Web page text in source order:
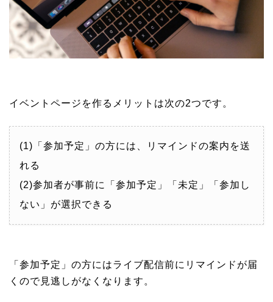
イベントページを作るメリットは次の2つです。
(1)「参加予定」の方には、リマインドの案内を送
れる
(2)参加者が事前に「参加予定」「未定」「参加し
ない」が選択できる
「参加予定」の方にはライブ配信前にリマインドが届
くので見逃しがなくなります。